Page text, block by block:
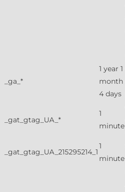
_ga_*
1 year 1
month
4 days
_gat_gtag_UA_*
1
minute
_gat_gtag_UA_215295214_1
1
minute